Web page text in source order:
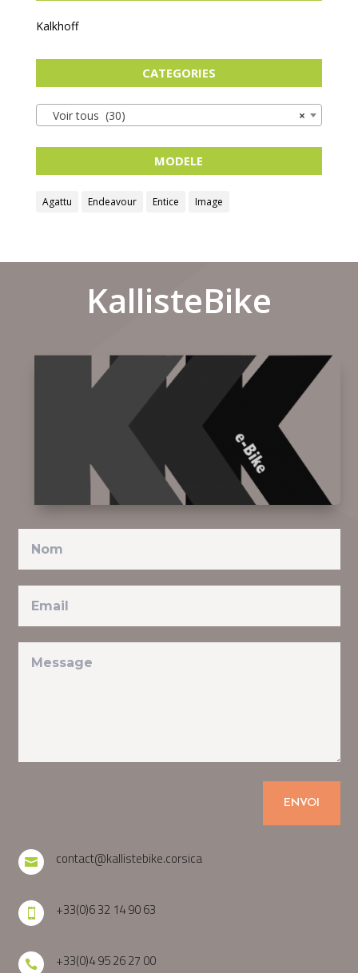
Kalkhoff
CATEGORIES
×
Voir tous (30)
MODELE
Agattu Endeavour Entice Image
KallisteBike
ENVOI
 contact@kallistebike.corsica
 +33(0)6 32 14 90 63
 +33(0)4 95 26 27 00